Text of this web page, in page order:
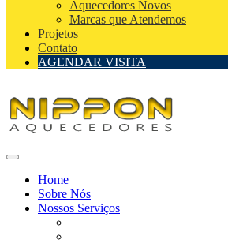
Aquecedores Novos
Marcas que Atendemos
Projetos
Contato
AGENDAR VISITA
Home
Sobre Nós
Nossos Serviços